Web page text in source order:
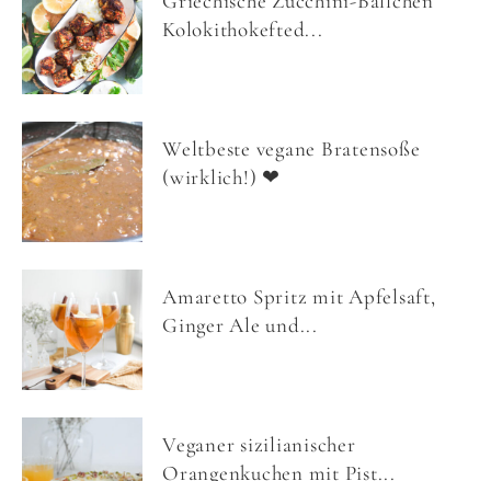
Kolokithokefted...
Weltbeste vegane Bratensoße
(wirklich!) ❤
Amaretto Spritz mit Apfelsaft,
Ginger Ale und...
Veganer sizilianischer
Orangenkuchen mit Pist...